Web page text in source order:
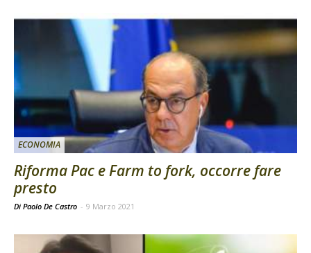
ECONOMIA
Riforma Pac e Farm to fork, occorre fare
presto
Di Paolo De Castro - 9 Marzo 2021